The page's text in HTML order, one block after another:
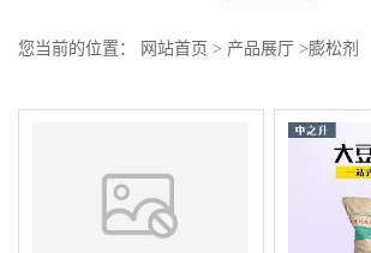
您当前的位置： 网站首页 > 产品展厅 >膨松剂